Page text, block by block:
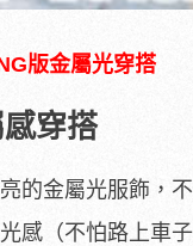
版金屬光穿搭
穿搭
的金屬光服飾，
感（不怕路上車